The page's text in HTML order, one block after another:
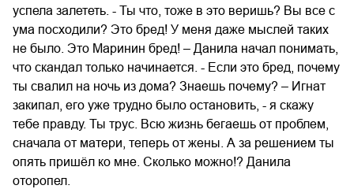
успела залететь. - Ты что, тоже в это веришь? Вы все с
ума посходили? Это бред! У меня даже мыслей таких
не было. Это Маринин бред! – Данила начал понимать,
что скандал только начинается. - Если это бред, почему
ты свалил на ночь из дома? Знаешь почему? – Игнат
закипал, его уже трудно было остановить, - я скажу
тебе правду. Ты трус. Всю жизнь бегаешь от проблем,
сначала от матери, теперь от жены. А за решением ты
опять пришёл ко мне. Сколько можно!? Данила
оторопел.